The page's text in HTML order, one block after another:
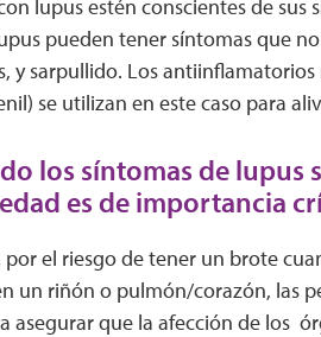
lupus estén conscientes de sus
pueden tener síntomas que
y sarpullido. Los
se utilizan en este caso para
los síntomas de lupus
es de importancia
por el riesgo de tener un brote
un riñón o pulmón/corazón, las
asegurar que la afección de los